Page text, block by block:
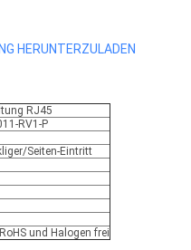
HERUNTERZULADEN
RJ45
RV1-P
Seiten-Eintritt
und Halogen frei